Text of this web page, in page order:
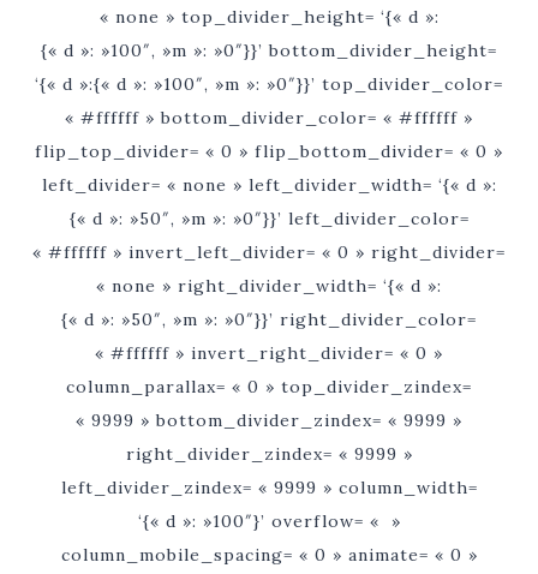
« none » top_divider_height= ‘{« d »:
{« d »: »100″, »m »: »0″}}’ bottom_divider_height=
‘{« d »:{« d »: »100″, »m »: »0″}}’ top_divider_color=
« #ffffff » bottom_divider_color= « #ffffff »
flip_top_divider= « 0 » flip_bottom_divider= « 0 »
left_divider= « none » left_divider_width= ‘{« d »:
{« d »: »50″, »m »: »0″}}’ left_divider_color=
« #ffffff » invert_left_divider= « 0 » right_divider=
« none » right_divider_width= ‘{« d »:
{« d »: »50″, »m »: »0″}}’ right_divider_color=
« #ffffff » invert_right_divider= « 0 »
column_parallax= « 0 » top_divider_zindex=
« 9999 » bottom_divider_zindex= « 9999 »
right_divider_zindex= « 9999 »
left_divider_zindex= « 9999 » column_width=
‘{« d »: »100″}’ overflow= « »
column_mobile_spacing= « 0 » animate= « 0 »